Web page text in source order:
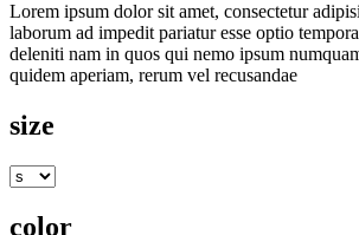
Lorem ipsum dolor sit amet, consectetur
laborum ad impedit pariatur esse optio
deleniti nam in quos qui nemo ipsum
quidem aperiam, rerum vel recusandae
size
color